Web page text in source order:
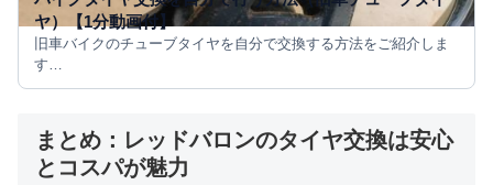
ヤ）【1分動画付】
旧車バイクのチューブタイヤを自分で交換する方法をご紹介しま
す…
まとめ：レッドバロンのタイヤ交換は安心
とコスパが魅力